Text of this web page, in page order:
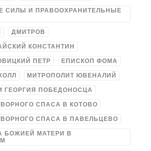
СИЛЫ И ПРАВООХРАНИТЕЛЬНЫЕ
ДМИТРОВ
КОНСТАНТИН
ПЕТР ЕПИСКОП ФОМА
МИТРОПОЛИТ ЮВЕНАЛИЙ
ГЕОРГИЯ ПОБЕДОНОСЦА
СПАСА В КОТОВО
СПАСА В ПАВЕЛЬЦЕВО
БОЖИЕЙ МАТЕРИ В